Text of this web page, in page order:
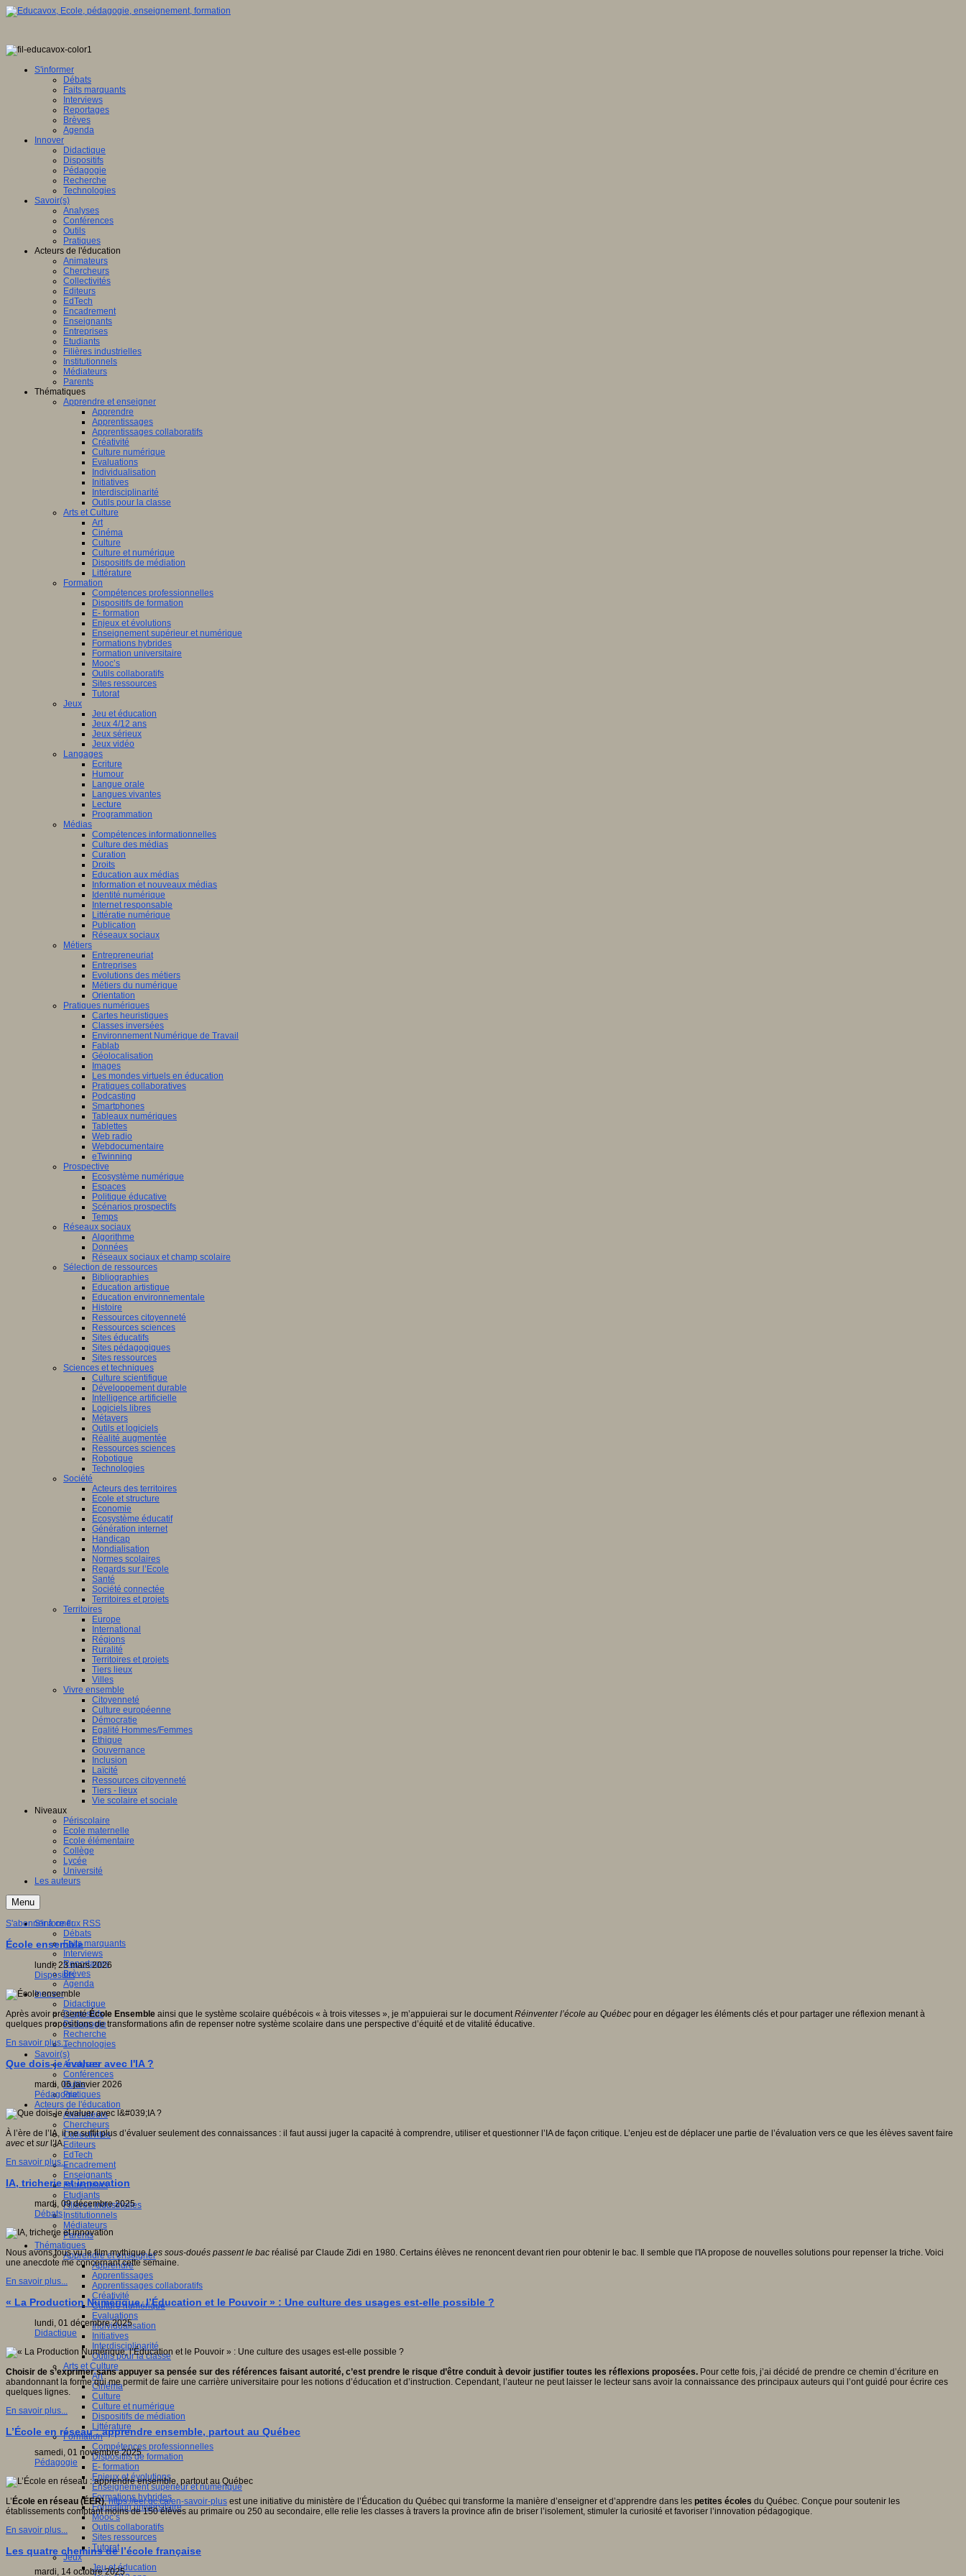
S'informer
Débats
Faits marquants
Interviews
Reportages
Brèves
Agenda
Innover
Didactique
Dispositifs
Pédagogie
Recherche
Technologies
Savoir(s)
Analyses
Conférences
Outils
Pratiques
Acteurs de l'éducation
Animateurs
Chercheurs
Collectivités
Editeurs
EdTech
Encadrement
Enseignants
Entreprises
Etudiants
Filières industrielles
Institutionnels
Médiateurs
Parents
Thématiques
Apprendre et enseigner
Apprendre
Apprentissages
Apprentissages collaboratifs
Créativité
Culture numérique
Evaluations
Individualisation
Initiatives
Interdisciplinarité
Outils pour la classe
Arts et Culture
Art
Cinéma
Culture
Culture et numérique
Dispositifs de médiation
Littérature
Formation
Compétences professionnelles
Dispositifs de formation
E- formation
Enjeux et évolutions
Enseignement supérieur et numérique
Formations hybrides
Formation universitaire
Mooc’s
Outils collaboratifs
Sites ressources
Tutorat
Jeux
Jeu et éducation
Jeux 4/12 ans
Jeux sérieux
Jeux vidéo
Langages
Ecriture
Humour
Langue orale
Langues vivantes
Lecture
Programmation
Médias
Compétences informationnelles
Culture des médias
Curation
Droits
Education aux médias
Information et nouveaux médias
Identité numérique
Internet responsable
Littératie numérique
Publication
Réseaux sociaux
Métiers
Entrepreneuriat
Entreprises
Evolutions des métiers
Métiers du numérique
Orientation
Pratiques numériques
Cartes heuristiques
Classes inversées
Environnement Numérique de Travail
Fablab
Géolocalisation
Images
Les mondes virtuels en éducation
Pratiques collaboratives
Podcasting
Smartphones
Tableaux numériques
Tablettes
Web radio
Webdocumentaire
eTwinning
Prospective
Ecosystème numérique
Espaces
Politique éducative
Scénarios prospectifs
Temps
Réseaux sociaux
Algorithme
Données
Réseaux sociaux et champ scolaire
Sélection de ressources
Bibliographies
Education artistique
Education environnementale
Histoire
Ressources citoyenneté
Ressources sciences
Sites éducatifs
Sites pédagogiques
Sites ressources
Sciences et techniques
Culture scientifique
Développement durable
Intelligence artificielle
Logiciels libres
Métavers
Outils et logiciels
Réalité augmentée
Ressources sciences
Robotique
Technologies
Société
Acteurs des territoires
Ecole et structure
Economie
Ecosystème éducatif
Génération internet
Handicap
Mondialisation
Normes scolaires
Regards sur l’Ecole
Santé
Société connectée
Territoires et projets
Territoires
Europe
International
Régions
Ruralité
Territoires et projets
Tiers lieux
Villes
Vivre ensemble
Citoyenneté
Culture européenne
Démocratie
Egalité Hommes/Femmes
Ethique
Gouvernance
Inclusion
Laïcité
Ressources citoyenneté
Tiers - lieux
Vie scolaire et sociale
Niveaux
Périscolaire
Ecole maternelle
Ecole élémentaire
Collège
Lycée
Université
Les auteurs
Menu
S'informer
Débats
Faits marquants
Interviews
Reportages
Brèves
Agenda
Innover
Didactique
Dispositifs
Pédagogie
Recherche
Technologies
Savoir(s)
Analyses
Conférences
Outils
Pratiques
Acteurs de l'éducation
Animateurs
Chercheurs
Collectivités
Editeurs
EdTech
Encadrement
Enseignants
Entreprises
Etudiants
Filières industrielles
Institutionnels
Médiateurs
Parents
Thématiques
Apprendre et enseigner
Apprendre
Apprentissages
Apprentissages collaboratifs
Créativité
Culture numérique
Evaluations
Individualisation
Initiatives
Interdisciplinarité
Outils pour la classe
Arts et Culture
Art
Cinéma
Culture
Culture et numérique
Dispositifs de médiation
Littérature
Formation
Compétences professionnelles
Dispositifs de formation
E- formation
Enjeux et évolutions
Enseignement supérieur et numérique
Formations hybrides
Formation universitaire
Mooc’s
Outils collaboratifs
Sites ressources
Tutorat
Jeux
Jeu et éducation
S'abonner à ce flux RSS
École ensemble
lundi, 23 mars 2026
Dispositifs
Après avoir présentéÉcole Ensemble ainsi que le système scolaire québécois « à trois vitesses », je m’appuierai sur le documentRéinventer l’école au Québec pour en dégager les éléments clés et pour partager une réflexion menant à
quelques propositions de transformations afin de repenser notre système scolaire dans une perspective d’équité et de vitalité éducative.
En savoir plus...
Que dois-je évaluer avec l'IA ?
mardi, 06 janvier 2026
Pédagogie
À l’ère de l’IA, il ne suffit plus d’évaluer seulement des connaissances : il faut aussi juger la capacité à comprendre, utiliser et questionner l’IA de façon critique. L’enjeu est de déplacer une partie de l’évaluation vers ce que les élèves savent faire
avec etsurl’IA.
En savoir plus...
IA, tricherie et innovation
mardi, 09 décembre 2025
Débats
Nous avons tous vu le film mythiqueLes sous-doués passent le bac réalisé par Claude Zidi en 1980. Certains élèves ne renoncent devant rien pour obtenir le bac. Il semble que l'IA propose de nouvelles solutions pour repenser la triche. Voici
une anecdote me concernant cette semaine.
En savoir plus...
« La Production Numérique, l’Éducation et le Pouvoir » : Une culture des usages est-elle possible ?
lundi, 01 décembre 2025
Didactique
Choisir de s’exprimer sans appuyer sa pensée sur des références faisant autorité, c’est prendre le risque d’être conduit à devoir justifier toutes les réflexions proposées. Pour cette fois, j’ai décidé de prendre ce chemin d’écriture en
abandonnant la forme qui me permit de faire une carrière universitaire pour les notions d’éducation et d’instruction. Cependant, l’auteur ne peut laisser le lecteur sans avoir la connaissance des principaux auteurs qui l’ont guidé pour écrire ces
quelques lignes.
En savoir plus...
L’École en réseau : apprendre ensemble, partout au Québec
samedi, 01 novembre 2025
Pédagogie
L’ École en réseau (ÉER),https://eer.qc.ca/en-savoir-plus est une initiative du ministère de l’Éducation du Québec qui transforme la manière d’enseigner et d’apprendre dans les petites écoles du Québec. Conçue pour soutenir les
établissements comptant moins de 150 élèves au primaire ou 250 au secondaire, elle relie les classes à travers la province afin de briser l’isolement, stimuler la curiosité et favoriser l’innovation pédagogique.
En savoir plus...
Les quatre chemins de l’école française
mardi, 14 octobre 2025